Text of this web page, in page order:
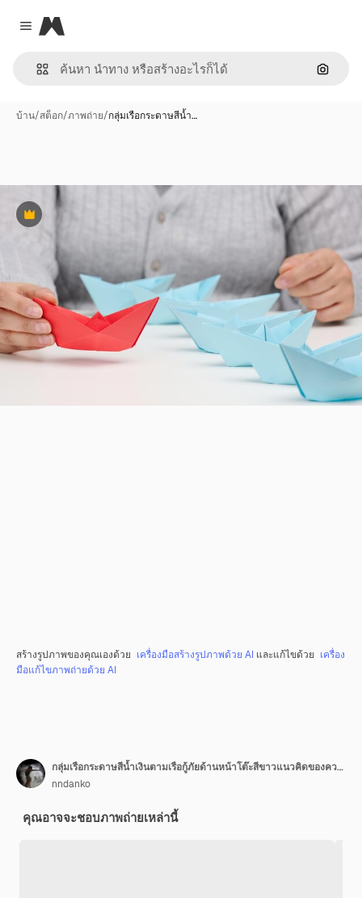
Close menu
Magnific
ค้นหา
บ้าน/สต็อก/ภาพถ่าย/กลุ่มเรือกระดาษสีน้ำ…
พรีเมี่ยม
สร้างรูปภาพของคุณเองด้วย เครื่องมือสร้างรูปภาพด้วย AI และแก้ไขด้วย เครื่อง
มือแก้ไขภาพถ่ายด้วย AI
กลุ่มเรือกระดาษสีน้ำเงินตามเรือกู้ภัยด้านหน้าโต๊ะสีขาวแนวคิดของความแข็งแกร่ง
nndanko
คุณอาจจะชอบภาพถ่ายเหล่านี้